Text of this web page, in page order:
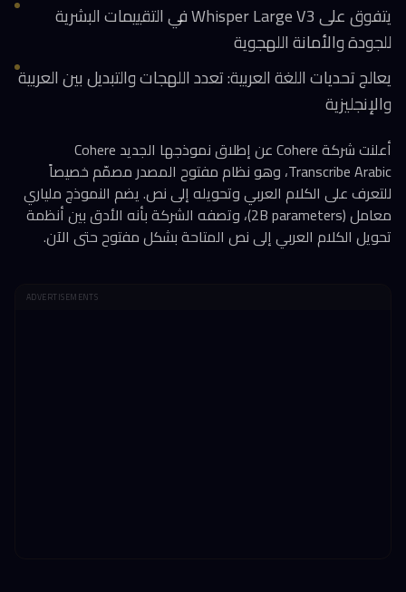
يتفوق على Whisper Large V3 في التقييمات البشرية
للجودة والأمانة اللهجوية
يعالج تحديات اللغة العربية: تعدد اللهجات والتبديل بين العربية
والإنجليزية
أعلنت شركة Cohere عن إطلاق نموذجها الجديد Cohere
Transcribe Arabic، وهو نظام مفتوح المصدر مصمّم خصيصاً
للتعرف على الكلام العربي وتحويله إلى نص. يضم النموذج ملياري
معامل (2B parameters)، وتصفه الشركة بأنه الأدق بين أنظمة
تحويل الكلام العربي إلى نص المتاحة بشكل مفتوح حتى الآن.
ADVERTISEMENTS